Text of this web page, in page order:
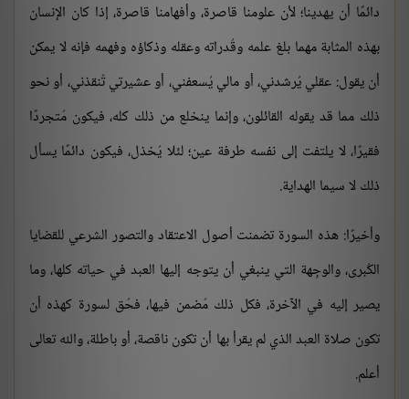
دائمًا أن يهدينا؛ لأن علومنا قاصرة، وأفهامنا قاصرة، إذا كان الإنسان
بهذه المثابة مهما بلغ علمه وقُدراته وعقله وذكاؤه وفهمه فإنه لا يمكن
أن يقول: عقلي يُرشدني، أو مالي يُسعفني، أو عشيرتي تُنقذني، أو نحو
ذلك مما قد يقوله القائلون، وإنما ينخلع من ذلك كله، فيكون مُتجردًا
فقيرًا، لا يلتفت إلى نفسه طرفة عين؛ لئلا يُخذل، فيكون دائمًا يسأل
ذلك لا سيما الهداية.
وأخيرًا: هذه السورة تضمنت أصول الاعتقاد والتصور الشرعي للقضايا
الكُبرى، والوجِهة التي ينبغي أن يتوجه إليها العبد في حياته كلها، وما
يصير إليه في الآخرة، فكل ذلك مُضمن فيها، فحُق لسورة كهذه أن
تكون صلاة العبد الذي لم يقرأ بها أن تكون ناقصة، أو باطلة، والله تعالى
أعلم.